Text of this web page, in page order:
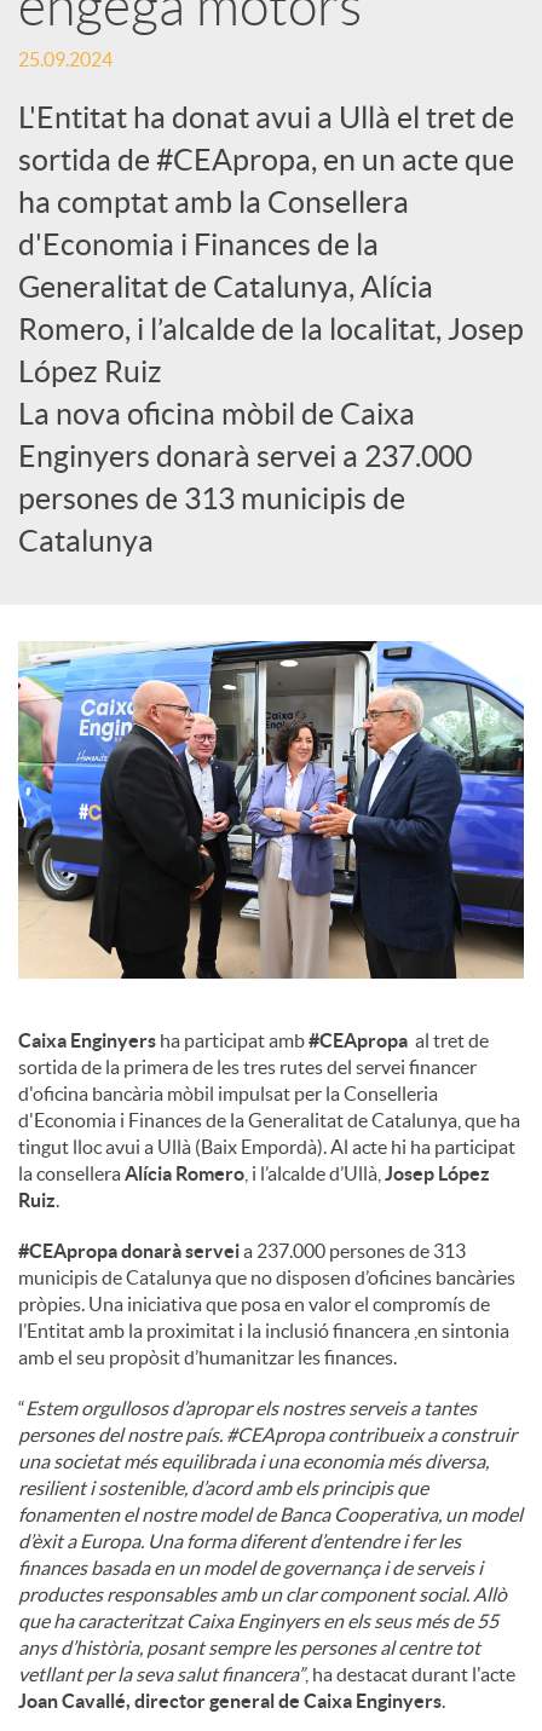
c
a
d
o
r
d
e
o
n
t
i
n
g
u
t
s
25.09.2024
L'Entitat ha donat avui a Ullà el tret de
sortida de #CEApropa, en un acte que
ha comptat amb la Consellera
d'Economia i Finances de la
Generalitat de Catalunya, Alícia
Romero, i l’alcalde de la localitat, Josep
López Ruiz
La nova oficina mòbil de Caixa
Enginyers donarà servei a 237.000
persones de 313 municipis de
Catalunya
Caixa Enginyers ha participat amb#CEApropa al tret de
sortida de la primera de les tres rutes del servei financer
d'oficina bancària mòbil impulsat per la Conselleria
d'Economia i Finances de la Generalitat de Catalunya, que ha
tingut lloc avui a Ullà (Baix Empordà). Al acte hi ha participat
la conselleraAlícia Romero , i l’alcalde d’Ullà, Josep López
Ruiz.
#CEApropa donarà serveia 237.000 persones de 313
municipis de Catalunya que no disposen d’oficines bancàries
pròpies. Una iniciativa que posa en valor el compromís de
l’Entitat amb la proximitat i la inclusió financera ,en sintonia
amb el seu propòsit d’humanitzar les finances.
“Estem orgullosos d’apropar els nostres serveis a tantes
persones del nostre país. #CEApropa contribueix a construir
una societat més equilibrada i una economia més diversa,
resilient i sostenible, d’acord amb els principis que
fonamenten el nostre model de Banca Cooperativa, un model
d’èxit a Europa. Una forma diferent d’entendre i fer les
finances basada en un model de governança i de serveis i
productes responsables amb un clar component social. Allò
que ha caracteritzat Caixa Enginyers en els seus més de 55
anys d’història, posant sempre les persones al centre tot
vetllant per la seva salut financera”, ha destacat durant l'acte
Joan Cavallé, director general de Caixa Enginyers.